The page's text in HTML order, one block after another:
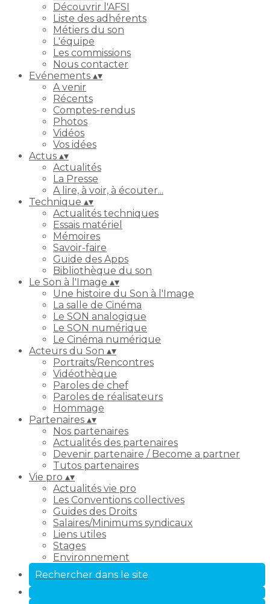
Découvrir l'AFSI
Liste des adhérents
Métiers du son
L'équipe
Les commissions
Nous contacter
Evénements ▴▾
A venir
Récents
Comptes-rendus
Photos
Vidéos
Vos idées
Actus ▴▾
Actualités
La Presse
A lire, à voir, à écouter...
Technique ▴▾
Actualités techniques
Essais matériel
Mémoires
Savoir-faire
Guide des Apps
Bibliothèque du son
Le Son à l'Image ▴▾
Une histoire du Son à l'Image
La salle de Cinéma
Le SON analogique
Le SON numérique
Le Cinéma numérique
Acteurs du Son ▴▾
Portraits/Rencontres
Vidéothèque
Paroles de chef
Paroles de réalisateurs
Hommage
Partenaires ▴▾
Nos partenaires
Actualités des partenaires
Devenir partenaire / Become a partner
Tutos partenaires
Vie pro ▴▾
Actualités vie pro
Les Conventions collectives
Guides des Droits
Salaires/Minimums syndicaux
Liens utiles
Stages
Environnement
Rechercher dans le site